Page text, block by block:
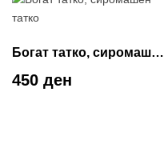
Богат татко, сиромашен
татко
450 ден